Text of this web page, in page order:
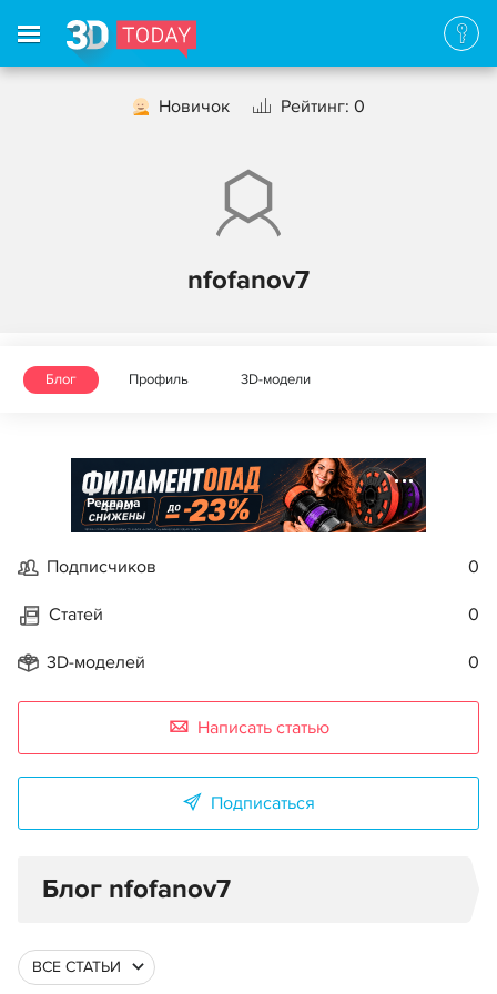
Новичок Рейтинг: 0
nfofanov7
Блог Профиль 3D-модели
Реклама
Подписчиков 0
Статей 0
3D-моделей 0
Написать статью
Подписаться
Блог nfofanov7
ВСЕ СТАТЬИ